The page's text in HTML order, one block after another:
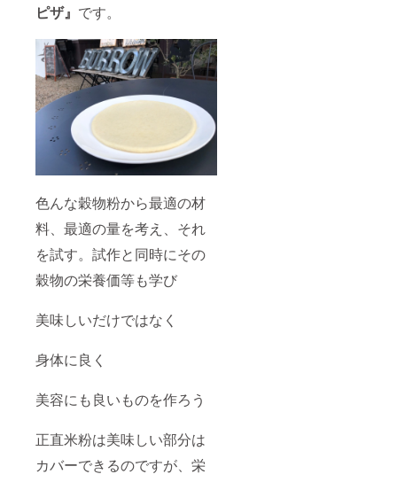
ピザ』 です。
色んな穀物粉から最適の材
料、最適の量を考え、それ
を試す。試作と同時にその
穀物の栄養価等も学び
美味しいだけではなく
身体に良く
美容にも良いものを作ろう
正直米粉は美味しい部分は
カバーできるのですが、栄